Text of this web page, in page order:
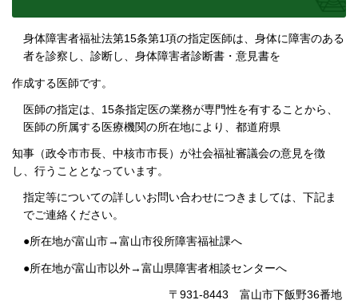
身体障害者福祉法第15条第1項の指定医師は、身体に障害のある
者を診察し、診断し、身体障害者診断書・意見書を
作成する医師です。
医師の指定は、15条指定医の業務が専門性を有することから、
医師の所属する医療機関の所在地により、都道府県
知事（政令市市長、中核市市長）が社会福祉審議会の意見を徴
し、行うこととなっています。
指定等についての詳しいお問い合わせにつきましては、下記ま
でご連絡ください。
●所在地が富山市→富山市役所障害福祉課へ
●所在地が富山市以外→富山県障害者相談センターへ
〒931-8443 富山市下飯野36番地